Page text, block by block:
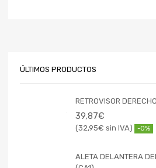
ÚLTIMOS PRODUCTOS
RETROVISOR
39,87€
32,95€ -0%
ALETA DELANTERA